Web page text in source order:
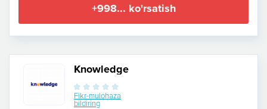
+998... ko'rsatish
Knowledge
Fikr-mulohaza
bildiring